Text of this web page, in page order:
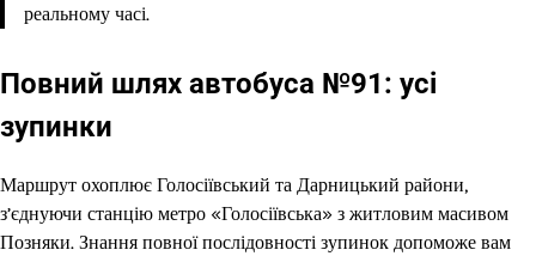
реальному часі.
Повний шлях автобуса №91: усі
зупинки
Маршрут охоплює Голосіївський та Дарницький райони,
з’єднуючи станцію метро «Голосіївська» з житловим масивом
Позняки. Знання повної послідовності зупинок допоможе вам